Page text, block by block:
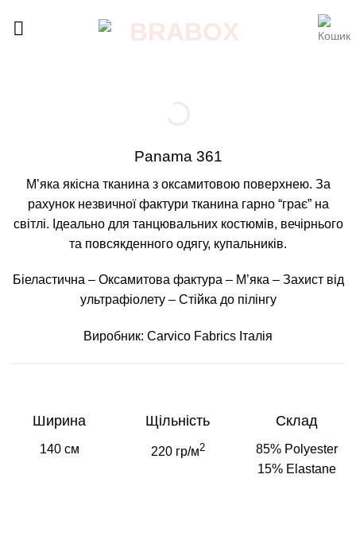
Panama 361
М’яка якісна тканина з оксамитовою поверхнею. За
рахунок незвичної фактури тканина гарно “грає” на
світлі. Ідеально для танцювальних костюмів, вечірнього
та повсякденного одягу, купальників.
Біеластична – Оксамитова фактура – М’яка – Захист від
ультрафіолету – Стійка до пілінгу
Виробник: Carvico Fabrics Італія
Ширина
140 см
Щільність
220 гр/м2
Склад
85% Polyester
15% Elastane